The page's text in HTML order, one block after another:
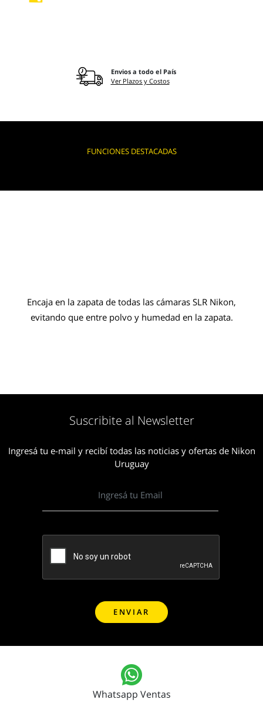
Envios a todo el País
Ver Plazos y Costos
FUNCIONES DESTACADAS
Encaja en la zapata de todas las cámaras SLR Nikon,
evitando que entre polvo y humedad en la zapata.
Suscribite al Newsletter
Ingresá tu e-mail y recibí todas las noticias y ofertas de Nikon
Uruguay
Whatsapp Ventas